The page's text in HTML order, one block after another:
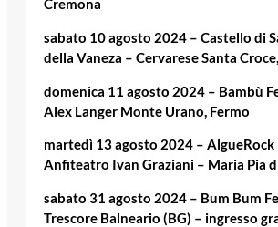
Cremona
sabato 10 agosto 2024 – Castello di
della Vaneza – Cervarese Santa
domenica 11 agosto 2024 – Bambù
Alex Langer Monte Urano, Fermo
martedì 13 agosto 2024 – AlgueRock
Anfiteatro Ivan Graziani – Maria Pia
sabato 31 agosto 2024 – Bum Bum
Trescore Balneario (BG) – ingresso